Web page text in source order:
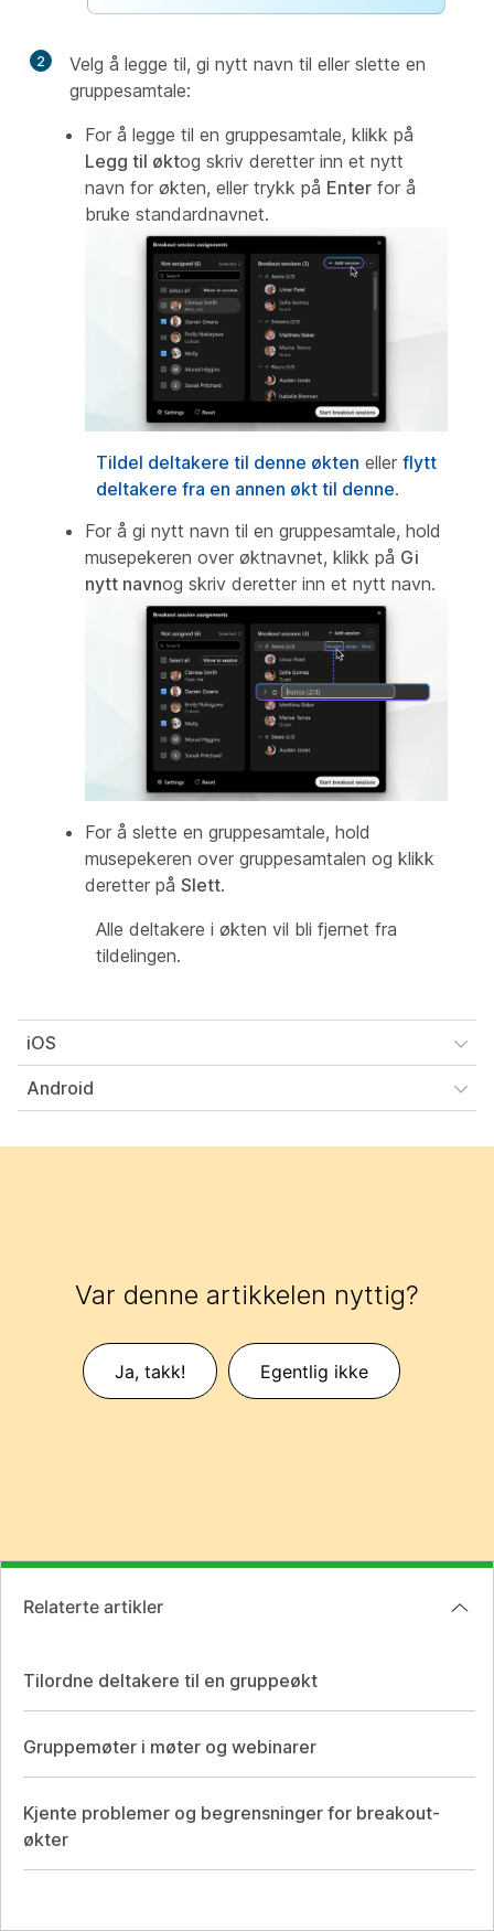
2
Velg å legge til, gi nytt navn til eller slette en
gruppesamtale:
For å legge til en gruppesamtale, klikk på
Legg til øktog skriv deretter inn et nytt
navn for økten, eller trykk på Enter for å
bruke standardnavnet.
Tildel deltakere til denne økten eller flytt
deltakere fra en annen økt til denne.
For å gi nytt navn til en gruppesamtale, hold
musepekeren over øktnavnet, klikk på Gi
nytt navnog skriv deretter inn et nytt navn.
For å slette en gruppesamtale, hold
musepekeren over gruppesamtalen og klikk
deretter på Slett.
Alle deltakere i økten vil bli fjernet fra
tildelingen.
iOS
Android
Var denne artikkelen nyttig?
Ja, takk! Egentlig ikke
Relaterte artikler
Tilordne deltakere til en gruppeøkt
Gruppemøter i møter og webinarer
Kjente problemer og begrensninger for breakout-
økter